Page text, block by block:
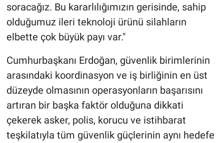
soracağız. Bu kararlılığımızın gerisinde, sahip
olduğumuz ileri teknoloji ürünü silahların
elbette çok büyük payı var."
Cumhurbaşkanı Erdoğan, güvenlik birimlerinin
arasındaki koordinasyon ve iş birliğinin en üst
düzeyde olmasının operasyonların başarısını
artıran bir başka faktör olduğuna dikkati
çekerek asker, polis, korucu ve istihbarat
teşkilatıyla tüm güvenlik güçlerinin aynı hedefe